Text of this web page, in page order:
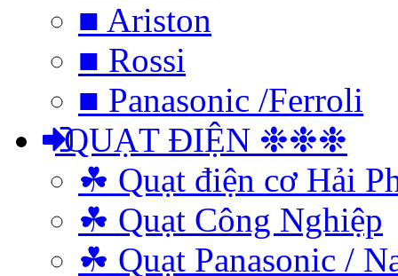
■ Ariston
■ Rossi
■ Panasonic /Ferroli
QUẠT ĐIỆN ❉❉❉
☘ Quạt điện cơ Hải
☘ Quạt Công Nghiệp
☘ Quạt Panasonic /